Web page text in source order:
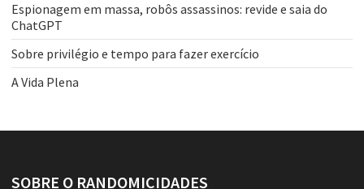
Espionagem em massa, robôs assassinos: revide e saia do
ChatGPT
Sobre privilégio e tempo para fazer exercício
A Vida Plena
SOBRE O RANDOMICIDADES